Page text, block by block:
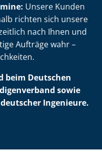
Unsere Kunden
richten sich unsere
nach Ihnen und
Aufträge wahr –
beim Deutschen
sowie
Ingenieure.